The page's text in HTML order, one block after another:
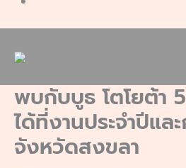
พบกับบูธ โตโยต้า
ได้ที่งานประจำปีแล
จังหวัดสงขลา